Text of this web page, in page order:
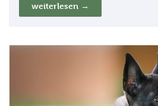
weiterlesen →